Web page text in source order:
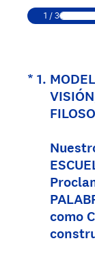
1 /3
* 1.
como